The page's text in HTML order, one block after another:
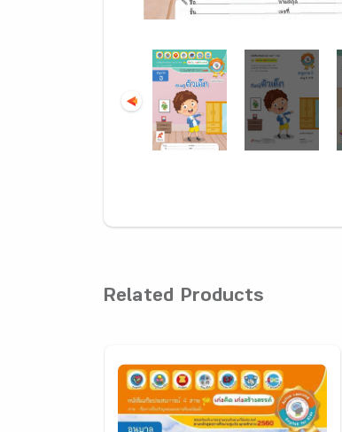
Related Products